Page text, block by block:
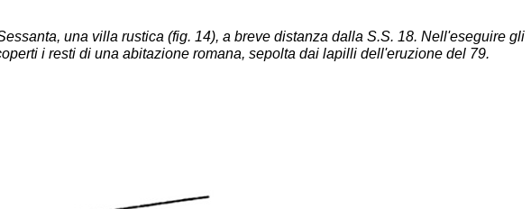
una villa rustica (fig. 14), a breve distanza dalla S.S. 18. Nell'eseguire gli
i resti di una abitazione romana, sepolta dai lapilli dell'eruzione del 79.